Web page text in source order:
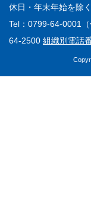
休日・年末年始を除く
Tel：0799-64-0001
64-2500 組織別電話